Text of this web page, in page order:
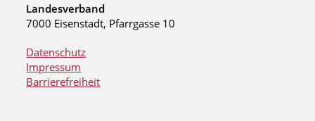
Landesverband
7000 Eisenstadt, Pfarrgasse 10
Datenschutz
Impressum
Barrierefreiheit